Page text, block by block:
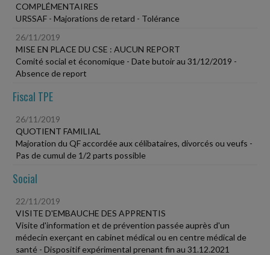
COMPLÉMENTAIRES
URSSAF - Majorations de retard - Tolérance
26/11/2019
MISE EN PLACE DU CSE : AUCUN REPORT
Comité social et économique - Date butoir au 31/12/2019 -
Absence de report
Fiscal TPE
26/11/2019
QUOTIENT FAMILIAL
Majoration du QF accordée aux célibataires, divorcés ou veufs -
Pas de cumul de 1/2 parts possible
Social
22/11/2019
VISITE D'EMBAUCHE DES APPRENTIS
Visite d'information et de prévention passée auprès d'un
médecin exerçant en cabinet médical ou en centre médical de
santé - Dispositif expérimental prenant fin au 31.12.2021